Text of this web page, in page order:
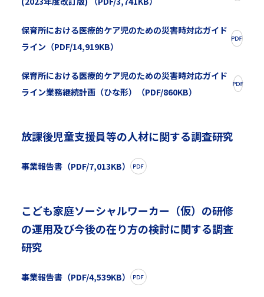
保育所における医療的ケア児のための災害時対応ガイド
ライン（PDF/14,919KB）
保育所における医療的ケア児のための災害時対応ガイド
ライン業務継続計画（ひな形）（PDF/860KB）
放課後児童支援員等の人材に関する調査研究
事業報告書（PDF/7,013KB）
こども家庭ソーシャルワーカー（仮）の研修
の運用及び今後の在り方の検討に関する調査
研究
事業報告書（PDF/4,539KB）